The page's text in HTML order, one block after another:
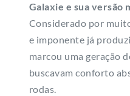
Galaxie e sua versão
Considerado por
e imponente já
marcou uma geração
buscavam conforto
rodas.